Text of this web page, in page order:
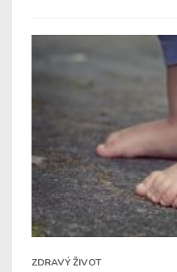
ZDRAVÝ ŽIVOT